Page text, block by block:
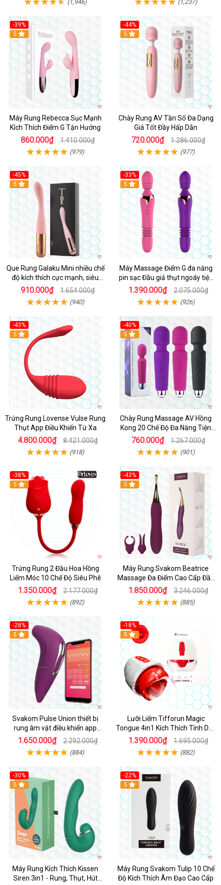
(1,946) (1,237)
-39%
Hot
5
Máy Rung Rebecca Sục Mạnh
Kích Thích Điểm G Tận Hưởng
860.000₫ 1.410.000₫
(979)
-44%
Hot
5
Chày Rung AV Tần Số Đa Dạng
Giá Tốt Đầy Hấp Dẫn
720.000₫ 1.286.000₫
(977)
-45%
Hot
5
Que Rung Galaku Mini nhiều chế
độ kích thích cực mạnh, siêu
sướng
910.000₫ 1.654.000₫
(940)
-33%
Hot
5
Máy Massage Điểm G đa năng
pin sạc Đầu giả thụt ngoáy tiện
lợi
1.390.000₫ 2.075.000₫
(926)
-43%
Hot
5
Trứng Rung Lovense Vulse Rung
Thụt App Điều Khiển Từ Xa
4.800.000₫ 8.421.000₫
(918)
-40%
5
Chày Rung Massage AV Hồng
Kong 20 Chế Độ Đa Năng Tiện
Lợi
760.000₫ 1.267.000₫
(901)
-38%
Hot
5
Trứng Rung 2 Đầu Hoa Hồng
Liếm Móc 10 Chế Độ Siêu Phê
1.350.000₫ 2.177.000₫
(892)
-43%
Hot
5
Máy Rung Svakom Beatrice
Massage Đa Điểm Cao Cấp Đầy
Đam Mê
1.850.000₫ 3.246.000₫
(885)
-28%
Hot
5
Svakom Pulse Union thiết bị
rung âm vật điều khiển app
mạnh mẽ
1.650.000₫ 2.292.000₫
(884)
-18%
Hot
5
Lưỡi Liếm Tifforun Magic
Tongue 4in1 Kích Thích Tình Dục
Cao Cấp
1.390.000₫ 1.695.000₫
(882)
-30%
Hot
5
Máy Rung Kích Thích Kissen
Siren 3in1 - Rung, Thụt, Hút
-22%
Hot
5
Máy Rung Svakom Tulip 10 Chế
Độ Kích Thích Âm Đạo Cao Cấp